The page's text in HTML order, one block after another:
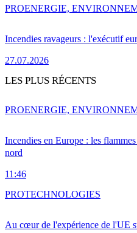
Incendies ravageurs : l'exécutif
27.07.2026
PROENERGIE,
LES PLUS RÉCENTS
Incendies en Europe : les
nord
11:46
PROENERGIE,
Au cœur de l'expérience de l'UE
PROTECHNOLOGIES